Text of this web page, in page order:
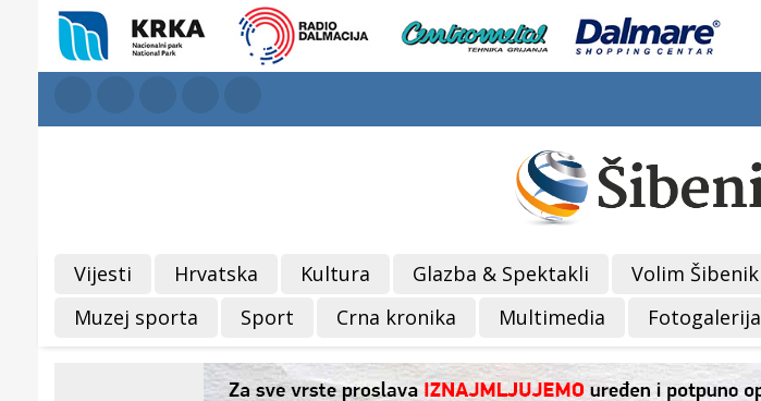
Vijesti Hrvatska Kultura Glazba & Spektakli Volim Šibenik
Muzej sporta
Sport Crna kronika Multimedia Fotogalerija